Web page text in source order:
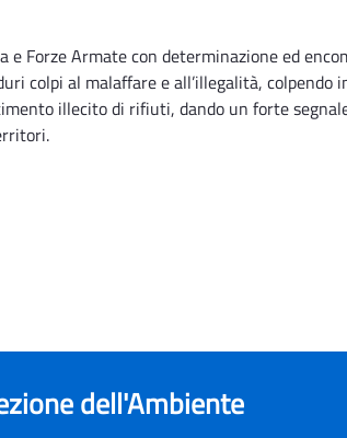
e Forze Armate con determinazione ed
colpi al malaffare e all’illegalità, colpendo
illecito di rifiuti, dando un forte
dell'Ambiente